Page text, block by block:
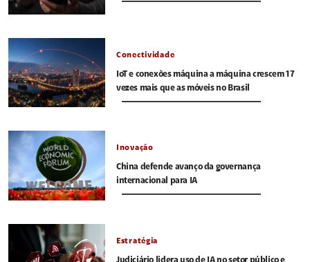
Conectividade
IoT e conexões máquina a máquina crescem 17
vezes mais que as móveis no Brasil
Inovação
China defende avanço da governança
internacional para IA
Estratégia
Judiciário lidera uso de IA no setor público e